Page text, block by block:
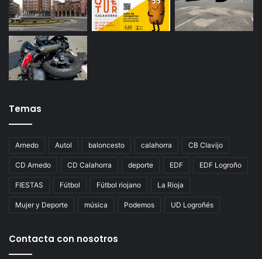
Temas
Arnedo Autol baloncesto calahorra CB Clavijo
CD Arnedo CD Calahorra deporte EDF EDF Logroño
FIESTAS Fútbol Fútbol riojano La Rioja
Mujer y Deporte música Podemos UD Logroñés
Contacta con nosotros